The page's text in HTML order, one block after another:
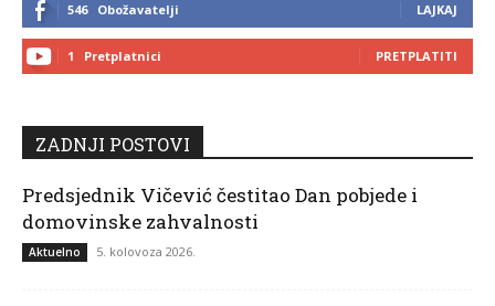
546 Obožavatelji LAJKAJ
1 Pretplatnici PRETPLATITI
ZADNJI POSTOVI
Predsjednik Vičević čestitao Dan pobjede i
domovinske zahvalnosti
Aktuelno 5. kolovoza 2026.